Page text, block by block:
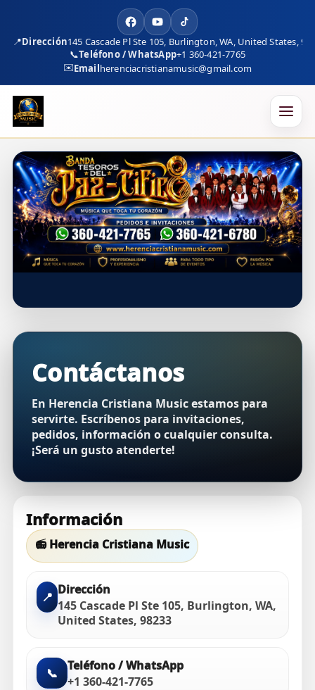
📍Dirección145 Cascade Pl Ste 105, Burlington, WA, United States,
📞Teléfono / WhatsApp+1 360-421-7765
✉️Emailherenciacristianamusic@gmail.com
Contáctanos
En Herencia Cristiana Music estamos para
servirte. Escríbenos para invitaciones,
pedidos, información o cualquier consulta.
¡Será un gusto atenderte!
Información
📻 Herencia Cristiana Music
📍 Dirección
145 Cascade Pl Ste 105, Burlington, WA,
United States, 98233
📞
Teléfono / WhatsApp
+1 360-421-7765